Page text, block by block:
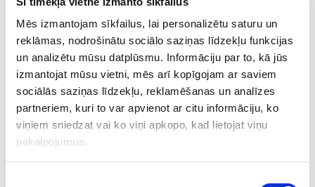
Mēs izmantojam sīkfailus, lai personalizētu saturu un
reklāmas, nodrošinātu sociālo saziņas līdzekļu funkcijas
un analizētu mūsu datplūsmu. Informāciju par to, kā jūs
izmantojat mūsu vietni, mēs arī kopīgojam ar saviem
sociālās saziņas līdzekļu, reklamēšanas un analīzes
partneriem, kuri to var apvienot ar citu informāciju, ko
viņiem sniedzat vai ko viņi apkopo, kad lietojat viņu
pakalpojumus.
Philips Avent mazuļa
uzraudzības ierīci
Bēbītis